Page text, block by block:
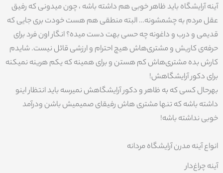
آینه آرایشگاه باید ظاهر خوبی هم داشته باشه ، چون میدونی که رفیق
عقل مردم به چشمشونه… البته منطقی هم هست خودت بری جایی که
قدیمی و درب و داغونه چه حسی بهت دست میده؟ انگار اون فرد برای
حرفه‌ی کاریش و مشتری‌هاش هیچ احترام و ارزشی قائل نیست. شایدم
کارش بده مشتری‌هاش کم هستن و برای همینه که یکم هرینه نمیکنه
برای دکور آرایشگاهش!
بهرحال کسی که به ظاهر و دکور آرایشگاهش نمیرسه باید انتظار اینو
داشته باشه که تنها مشتری هاش رفیقای صمیمیش باشن ودرآمد
خوبی نداشته باشه!
انواع آینه مدرن آرایشگاه مردانه
آینه چراغ‌دار